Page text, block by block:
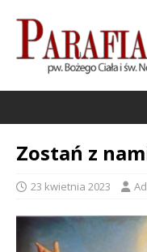
Zostań z
23 kwietnia 2023